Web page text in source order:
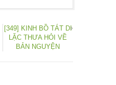
[349] KINH BỒ TÁT DI
LẶC THƯA HỎI VỀ
BẢN NGUYỆN